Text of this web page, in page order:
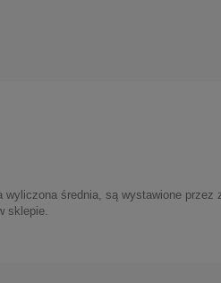
wyliczona średnia, są wystawione przez
sklepie.